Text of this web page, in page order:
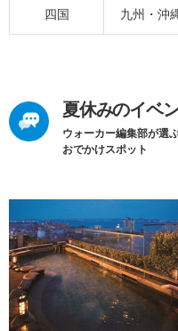
四国 九州・沖
夏休みのイベ
ウォーカー編集部が選
おでかけスポット